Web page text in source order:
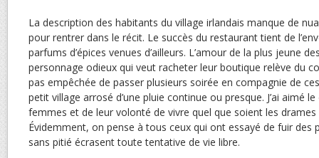
La description des habitants du village irlandais manque de
pour rentrer dans le récit. Le succès du restaurant tient de
parfums d’épices venues d’ailleurs. L’amour de la plus jeune
personnage odieux qui veut racheter leur boutique relève du
pas empêchée de passer plusieurs soirée en compagnie de
petit village arrosé d’une pluie continue ou presque. J’ai aimé
femmes et de leur volonté de vivre quel que soient les drames
Évidemment, on pense à tous ceux qui ont essayé de fuir des
sans pitié écrasent toute tentative de vie libre.